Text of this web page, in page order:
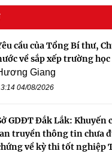
cầu của Tổng Bí thư,
về sắp xếp trường học
Giang
04/08/2026
GDĐT Đắk Lắk: Khuyến
truyền thông tin chưa
về kỳ thi tốt nghiệp